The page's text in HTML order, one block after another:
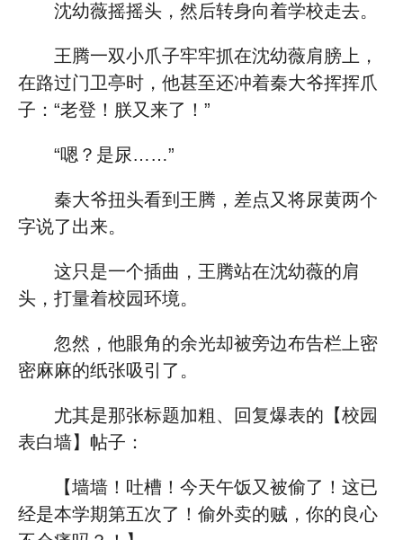
沈幼薇摇摇头，然后转身向着学校走去。
王腾一双小爪子牢牢抓在沈幼薇肩膀上，
在路过门卫亭时，他甚至还冲着秦大爷挥挥爪
子：“老登！朕又来了！”
“嗯？是尿……”
秦大爷扭头看到王腾，差点又将尿黄两个
字说了出来。
这只是一个插曲，王腾站在沈幼薇的肩
头，打量着校园环境。
忽然，他眼角的余光却被旁边布告栏上密
密麻麻的纸张吸引了。
尤其是那张标题加粗、回复爆表的【校园
表白墙】帖子：
【墙墙！吐槽！今天午饭又被偷了！这已
经是本学期第五次了！偷外卖的贼，你的良心